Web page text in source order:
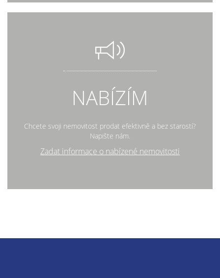
NABÍZÍM
Chcete svoji nemovitost prodat efektivně a bez starostí?
Napište nám.
Zadat informace o nabízené nemovitosti